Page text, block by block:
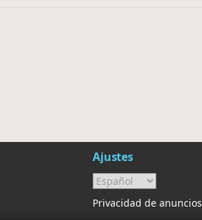
Ajustes
Privacidad de anuncios